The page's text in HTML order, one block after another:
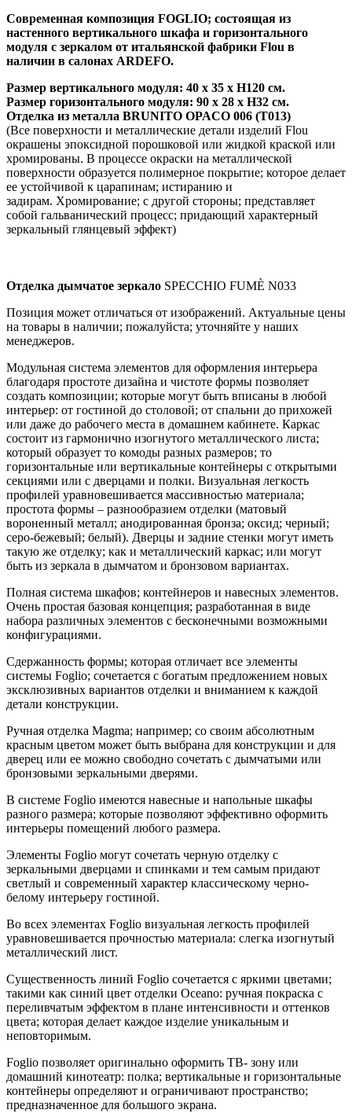
Современная композиция FOGLIO; состоящая из
настенного вертикального шкафа и горизонтального
модуля с зеркалом от итальянской фабрики Flou в
наличии в салонах ARDEFO.
Размер вертикального модуля: 40 х 35 х Н120 см.
Размер горизонтального модуля: 90 х 28 х Н32 см.
Отделка из металла BRUNITO OPACO 006 (T013)
(Все поверхности и металлические детали изделий Flou
окрашены эпоксидной порошковой или жидкой краской или
хромированы. В процессе окраски на металлической
поверхности образуется полимерное покрытие; которое делает
ее устойчивой к царапинам; истиранию и
задирам. Хромирование; с другой стороны; представляет
собой гальванический процесс; придающий характерный
зеркальный глянцевый эффект)
Отделка дымчатое зеркало SPECCHIO FUMÈ N033
Позиция может отличаться от изображений. Актуальные цены
на товары в наличии; пожалуйста; уточняйте у наших
менеджеров.
Модульная система элементов для оформления интерьера
благодаря простоте дизайна и чистоте формы позволяет
создать композиции; которые могут быть вписаны в любой
интерьер: от гостиной до столовой; от спальни до прихожей
или даже до рабочего места в домашнем кабинете. Каркас
состоит из гармонично изогнутого металлического листа;
который образует то комоды разных размеров; то
горизонтальные или вертикальные контейнеры с открытыми
секциями или с дверцами и полки. Визуальная легкость
профилей уравновешивается массивностью материала;
простота формы – разнообразием отделки (матовый
вороненный металл; анодированная бронза; оксид; черный;
серо-бежевый; белый). Дверцы и задние стенки могут иметь
такую же отделку; как и металлический каркас; или могут
быть из зеркала в дымчатом и бронзовом вариантах.
Полная система шкафов; контейнеров и навесных элементов.
Очень простая базовая концепция; разработанная в виде
набора различных элементов с бесконечными возможными
конфигурациями.
Сдержанность формы; которая отличает все элементы
системы Foglio; сочетается с богатым предложением новых
эксклюзивных вариантов отделки и вниманием к каждой
детали конструкции.
Ручная отделка Magma; например; со своим абсолютным
красным цветом может быть выбрана для конструкции и для
дверец или ее можно свободно сочетать с дымчатыми или
бронзовыми зеркальными дверями.
В системе Foglio имеются навесные и напольные шкафы
разного размера; которые позволяют эффективно оформить
интерьеры помещений любого размера.
Элементы Foglio могут сочетать черную отделку с
зеркальными дверцами и спинками и тем самым придают
светлый и современный характер классическому черно-
белому интерьеру гостиной.
Во всех элементах Foglio визуальная легкость профилей
уравновешивается прочностью материала: слегка изогнутый
металлический лист.
Существенность линий Foglio сочетается с яркими цветами;
такими как синий цвет отделки Oceano: ручная покраска с
переливчатым эффектом в плане интенсивности и оттенков
цвета; которая делаeт каждое изделие уникальным и
неповторимым.
Foglio позволяет оригинально оформить ТВ- зону или
домашний кинотеатр: полка; вертикальные и горизонтальные
контейнеры определяют и ограничивают пространство;
предназначенное для большого экрана.